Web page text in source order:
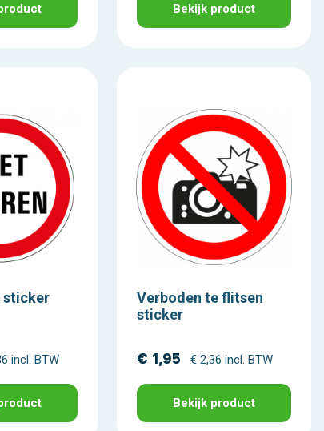
Bekijk product
sticker
incl. BTW
Verboden te flitsen
sticker
€ 1,95 € 2,36 incl. BTW
Bekijk product